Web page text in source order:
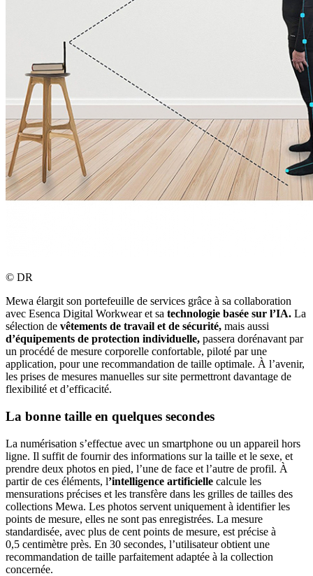
© DR
Mewa élargit son portefeuille de services grâce à sa collaboration
avec Esenca Digital Workwear et sa technologie basée sur l’IA. La
sélection de vêtements de travail et de sécurité, mais aussi
d’équipements de protection individuelle, passera dorénavant par
un procédé de mesure corporelle confortable, piloté par une
application, pour une recommandation de taille optimale. À l’avenir,
les prises de mesures manuelles sur site permettront davantage de
flexibilité et d’efficacité.
La bonne taille en quelques secondes
La numérisation s’effectue avec un smartphone ou un appareil hors
ligne. Il suffit de fournir des informations sur la taille et le sexe, et
prendre deux photos en pied, l’une de face et l’autre de profil. À
partir de ces éléments, l’intelligence artificielle calcule les
mensurations précises et les transfère dans les grilles de tailles des
collections Mewa. Les photos servent uniquement à identifier les
points de mesure, elles ne sont pas enregistrées. La mesure
standardisée, avec plus de cent points de mesure, est précise à
0,5 centimètre près. En 30 secondes, l’utilisateur obtient une
recommandation de taille parfaitement adaptée à la collection
concernée.